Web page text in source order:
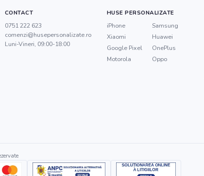
CONTACT
0751 222 623
comenzi@husepersonalizate.ro
Luni-Vineri, 09:00-18:00
HUSE PERSONALIZATE
iPhone
Samsung
Xiaomi
Huawei
Google Pixel
OnePlus
Motorola
Oppo